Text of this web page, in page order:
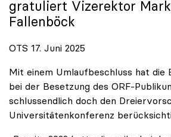
gratuliert Vizerektor
Fallenböck
OTS 17. Juni 2025
Mit einem Umlaufbeschluss hat die
bei der Besetzung des ORF-
schlussendlich doch den
Universitätenkonferenz